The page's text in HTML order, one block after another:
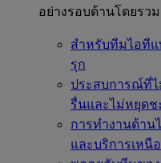
อย่างรอบด้านโดยรว
สำหรับทีมไอที
รุก
ประสบการณ์ที่
รื่นและไม่หยุดช
การทำงานด้าน
และบริการเหนื